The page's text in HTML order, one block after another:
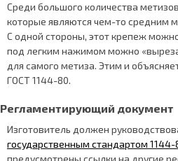
Среди большого количества
которые являются чем-то средним
С одной стороны, этот крепеж
под легким нажимом можно
для самого метиза. Этим и
ГОСТ 1144-80.
Регламентирующий документ
Изготовитель должен
государственным стандартом 1144-
предусмотрены ссылки на другие